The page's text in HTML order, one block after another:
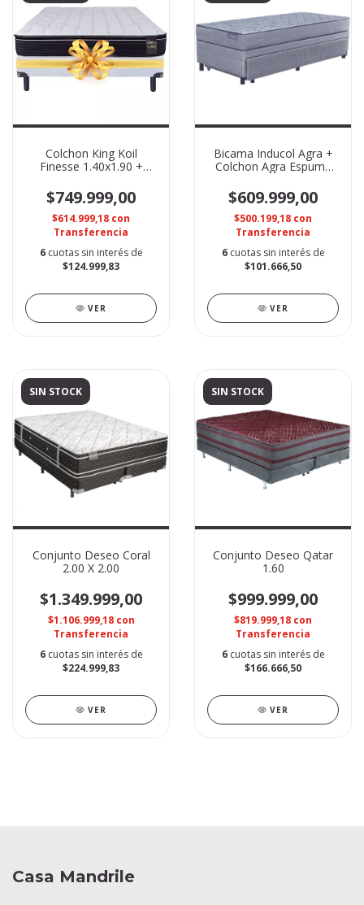
Colchon King Koil
Finesse 1.40x1.90 +
$749.999,00
$614.999,18 con
Transferencia
6 cuotas sin interés de
$124.999,83
VER
Bicama Inducol Agra +
Colchon Agra Espuma
$609.999,00
$500.199,18 con
Transferencia
6 cuotas sin interés de
$101.666,50
VER
SIN STOCK
Conjunto Deseo Coral
2.00 X 2.00
$1.349.999,00
$1.106.999,18 con
Transferencia
6 cuotas sin interés de
$224.999,83
VER
SIN STOCK
Conjunto Deseo Qatar
1.60
$999.999,00
$819.999,18 con
Transferencia
6 cuotas sin interés de
$166.666,50
VER
Casa Mandrile